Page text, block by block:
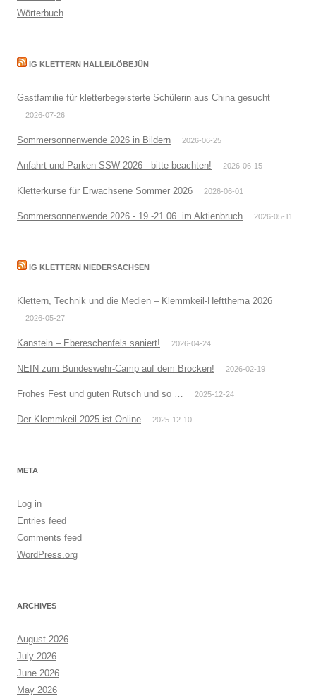
Wörterbuch
IG KLETTERN HALLE/LÖBEJÜN
Gastfamilie für kletterbegeisterte Schülerin aus China gesucht
2026-07-26
Sommersonnenwende 2026 in Bildern 2026-06-25
Anfahrt und Parken SSW 2026 - bitte beachten! 2026-06-15
Kletterkurse für Erwachsene Sommer 2026 2026-06-01
Sommersonnenwende 2026 - 19.-21.06. im Aktienbruch 2026-05-11
IG KLETTERN NIEDERSACHSEN
Klettern, Technik und die Medien – Klemmkeil-Heftthema 2026
2026-05-27
Kanstein – Ebereschenfels saniert! 2026-04-24
NEIN zum Bundeswehr-Camp auf dem Brocken! 2026-02-19
Frohes Fest und guten Rutsch und so … 2025-12-24
Der Klemmkeil 2025 ist Online 2025-12-10
META
Log in
Entries feed
Comments feed
WordPress.org
ARCHIVES
August 2026
July 2026
June 2026
May 2026